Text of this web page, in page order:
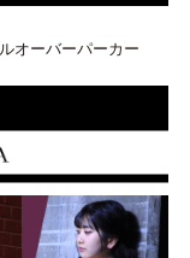
オーバーパーカー